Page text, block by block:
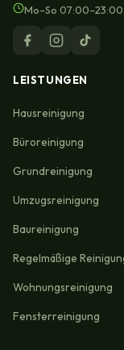
Mo–So
LEISTUNGEN
Hausreinigung
Büroreinigung
Grundreinigung
Umzugsreinigung
Baureinigung
Regelmäßige
Wohnungsreinigung
Fensterreinigung